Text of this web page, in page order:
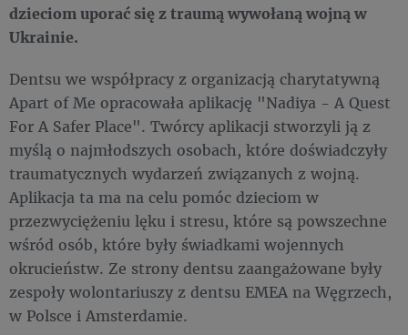
dzieciom uporać się z traumą wywołaną wojną w
Ukrainie.
Dentsu we współpracy z organizacją charytatywną
Apart of Me opracowała aplikację "Nadiya - A Quest
For A Safer Place". Twórcy aplikacji stworzyli ją z
myślą o najmłodszych osobach, które doświadczyły
traumatycznych wydarzeń związanych z wojną.
Aplikacja ta ma na celu pomóc dzieciom w
przezwyciężeniu lęku i stresu, które są powszechne
wśród osób, które były świadkami wojennych
okrucieństw. Ze strony dentsu zaangażowane były
zespoły wolontariuszy z dentsu EMEA na Węgrzech,
w Polsce i Amsterdamie.